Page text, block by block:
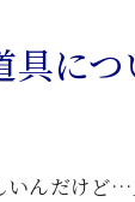
具に
いんだけど